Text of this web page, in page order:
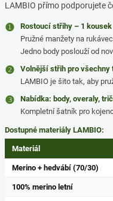
LAMBIO přímo podporujete
❶
Rostoucí střihy – 1
Pružné manžety na
Jedno body poslouží od
❷
Volnější střih pro všechny
LAMBIO je šito tak, aby
❸
Nabídka: body, overaly,
Kompletní šatník pro
Dostupné materiály LAMBIO:
Materiál
Merino + hedvábí (70/30)
100% merino letní